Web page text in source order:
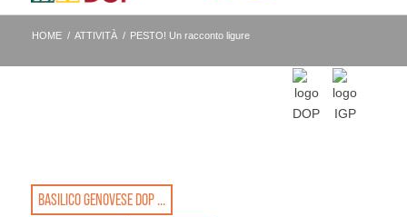
HOME / ATTIVITÀ / PESTO! Un racconto ligure
BASILICO GENOVESE DOP ...